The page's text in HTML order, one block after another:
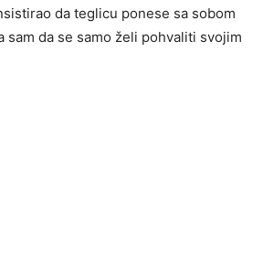
da teglicu ponese sa sobom
sam da se samo želi pohvaliti svojim